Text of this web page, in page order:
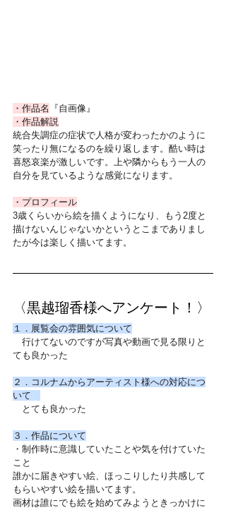
・作品名
『自画像』
・作品解説
統合失調症の症状で人格が変わったかのように
笑ったり無になるのを繰り返します。酷い時は
喜怒哀楽が激しいです。上や隣からもう一人の
自分を見ているような感覚になります。
・プロフィール
3歳くらいから絵を描くようになり、もう2度と
描けないんじゃないかというとこまでありまし
たが今は楽しく描いてます。
〈黒越瑠香様へアンケート！〉
１．展覧会の雰囲気について
行けてないのですが写真や動画で見る限りと
ても良かった
２．コルナムからアーティスト様への対応につ
いて
とても良かった
３．作品について
・制作時に意識していたことや気を付けていた
こと
誰かに届きやすい絵、ほっこりしたり共感して
もらいやすい絵を描いてます。
画材は誰にでも絵を始めてみようときっかけに